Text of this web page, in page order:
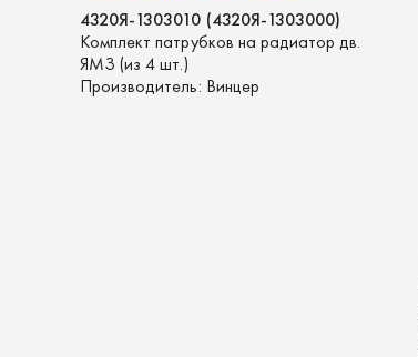
4320Я-1303010 (4320Я-1303000)
Комплект патрубков на радиатор дв.
ЯМЗ (из 4 шт.)
Производитель: Винцер